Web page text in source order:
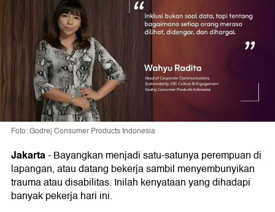
Foto: Godrej Consumer Products Indonesia
Jakarta-Bayangkan menjadi satu-satunya perempuan di
lapangan, atau datang bekerja sambil menyembunyikan
trauma atau disabilitas. Inilah kenyataan yang dihadapi
banyak pekerja hari ini.